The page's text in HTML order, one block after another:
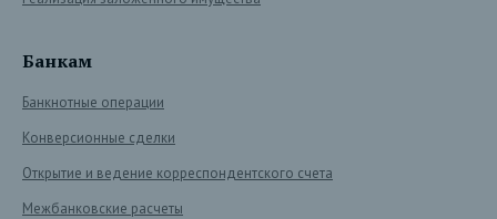
Банкам
Банкнотные операции
Конверсионные сделки
Открытие и ведение корреспондентского счета
Межбанковские расчеты